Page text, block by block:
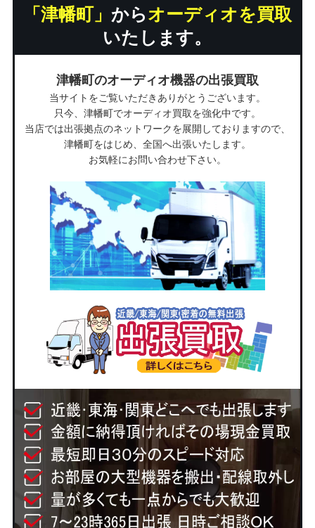
「津幡町」 からオーディオを買取
いたします。
津幡町のオーディオ機器の出張買取
当サイトをご覧いただきありがとうございます。
只今、津幡町でオーディオ買取を強化中です。
当店では出張拠点のネットワークを展開しておりますので、
津幡町をはじめ、全国へ出張いたします。
お気軽にお問い合わせ下さい。